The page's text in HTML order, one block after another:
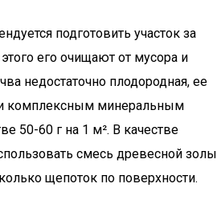
подготовить участок за
его очищают от мусора и
недостаточно плодородная, ее
комплексным минеральным
50-60 г на 1 м². В качестве
смесь древесной золы
щепоток по поверхности.